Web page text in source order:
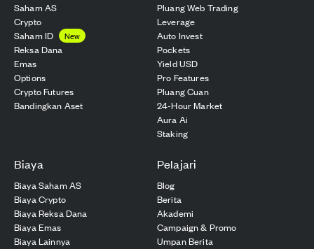
Saham AS
Crypto
Saham ID
New
Reksa Dana
Emas
Options
Crypto Futures
Bandingkan Aset
Pluang Web Trading
Leverage
Auto Invest
Pockets
Yield USD
Pro Features
Pluang Cuan
24-Hour Market
Aura Ai
Staking
Biaya
Biaya Saham AS
Biaya Crypto
Biaya Reksa Dana
Biaya Emas
Biaya Lainnya
Pelajari
Blog
Berita
Akademi
Campaign & Promo
Umpan Berita